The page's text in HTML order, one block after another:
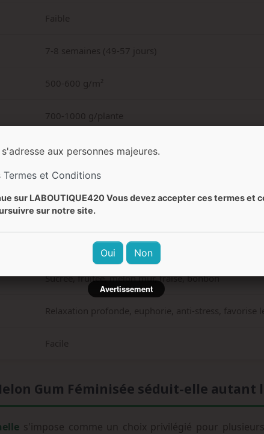
Faible
7-8 semaines (49-57 jours)
500-600 g/m²
700-1000 g/plante
80-120 cm
150-200 cm
Fin septembre - début octobre
Melon, fraise, citron, notes florales, chewing-gum
Sucrée, fruitée, melon mûr, fraise, bonbon
Relaxation profonde, euphorie, anti-stress, favorise
Facile
Gum Féminisée séduit-elle autant
s'impose comme un choix privilégié pour
aux personnes majeures.
Termes et Conditions
sur LABOUTIQUE420 Vous devez accepter ces termes et
sur notre site.
Oui Non
Avertissement